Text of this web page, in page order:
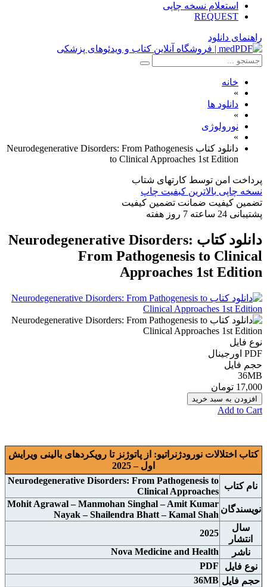
استعلام نسخه چاپی
REQUEST
راهنمای دانلود
خانه
»
دانلود ها
»
نورولوژی
»
دانلود کتاب Neurodegenerative Disorders: From Pathogenesis
to Clinical Approaches 1st Edition
پرداخت امن توسط کارتهای شتاب
نسخه چاپی بالاترین کبفیت چاپ
تضمین کیفیت ضمانت تضمین کیفیت
پشتیبانی 24 ساعته 7 روز هفته
دانلود کتاب Neurodegenerative Disorders:
From Pathogenesis to Clinical
Approaches 1st Edition
نوع فایل
PDF اورجينال
حجم فایل
36MB
17,000 تومان
افزودن به سبد خرید
Add to Cart
کتاب اختلالات نورودژنراتیو: از پاتوژنز تا رویکردهای بالینی ويرايش
اول – 2025
نام کتاب
Neurodegenerative Disorders: From Pathogenesis to
Clinical Approaches
نويسندگان
Mohit Agrawal – Manmohan Singhal – Amit Kumar
Nayak – Shailendra Bhatt – Kamal Shah
سال
انتشار
2025
ناشر
Nova Medicine and Health
نوع فايل
PDF
حجم فايل 36MB